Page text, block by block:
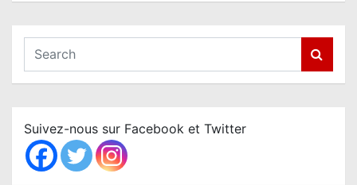
a
c
h
Suivez-nous sur Facebook et Twitter